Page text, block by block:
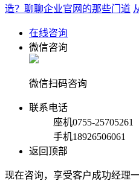
造？聊聊企业官网的那些门道
在线咨询
微信咨询
微信扫码咨询
联系电话
座机0755-25705261
手机18926506061
返回顶部
现在咨询，享受客户成功经理